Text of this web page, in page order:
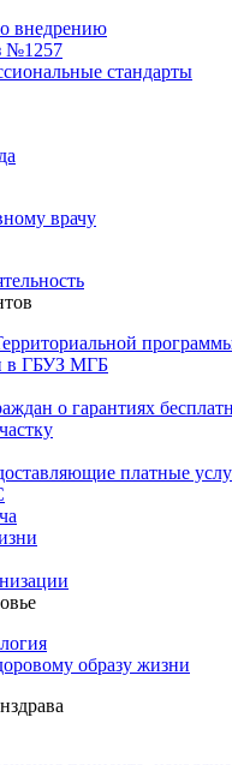
внедрению
№1257
стандарты
врачу
в ГБУЗ МГБ
о гарантиях
платные
образу жизни